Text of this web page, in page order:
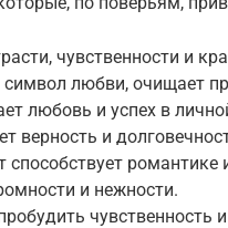
чувственности и
символ любви, очищает
любовь и успех в
верность и
романтике
и нежности.
чувственность